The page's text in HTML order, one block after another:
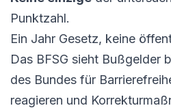
Punktzahl.
Ein Jahr Gesetz, keine
Das BFSG sieht Bußgelder
des Bundes für
reagieren und